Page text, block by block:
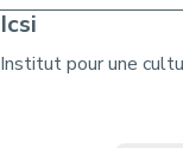
Icsi
Institut pour une